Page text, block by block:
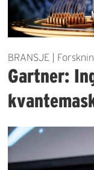
BRANSJE |
Gartner: